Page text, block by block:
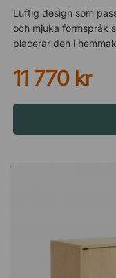
Luftig design som
och mjuka formspråk
placerar den i
även i mindre
får en praktisk
Fin ek som håller
material som klarar
ådringarna i träet ger
vackert, vilket gör att
och väskor alltid har
förvaring men även
11 770 kr